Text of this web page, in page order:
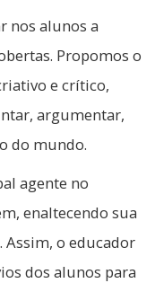
nos alunos a
Propomos o
e crítico,
argumentar,
do mundo.
agente no
enaltecendo sua
o educador
dos alunos para